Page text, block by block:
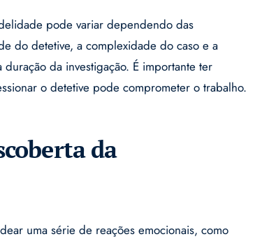
pode variar dependendo das
do detetive, a complexidade do caso e a
da investigação. É importante ter
o detetive pode comprometer o trabalho.
da
uma série de reações emocionais, como